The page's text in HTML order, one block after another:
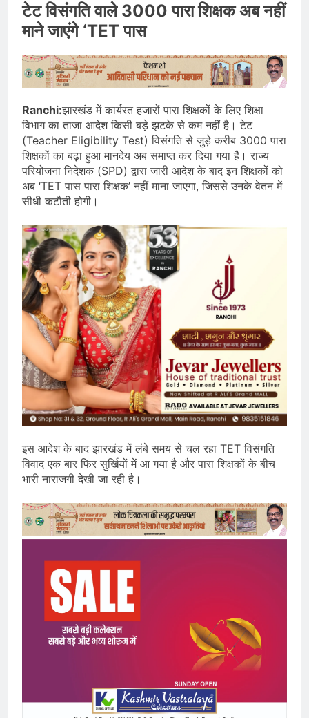
टेट विसंगति वाले 3000 पारा शिक्षक अब नहीं
माने जाएंगे ‘TET पास
Ranchi:झारखंड में कार्यरत हजारों पारा शिक्षकों के लिए शिक्षा
विभाग का ताजा आदेश किसी बड़े झटके से कम नहीं है। टेट
(Teacher Eligibility Test) विसंगति से जुड़े करीब 3000 पारा
शिक्षकों का बढ़ा हुआ मानदेय अब समाप्त कर दिया गया है। राज्य
परियोजना निदेशक (SPD) द्वारा जारी आदेश के बाद इन शिक्षकों को
अब ‘TET पास पारा शिक्षक’ नहीं माना जाएगा, जिससे उनके वेतन में
सीधी कटौती होगी।
इस आदेश के बाद झारखंड में लंबे समय से चल रहा TET विसंगति
विवाद एक बार फिर सुर्खियों में आ गया है और पारा शिक्षकों के बीच
भारी नाराजगी देखी जा रही है।